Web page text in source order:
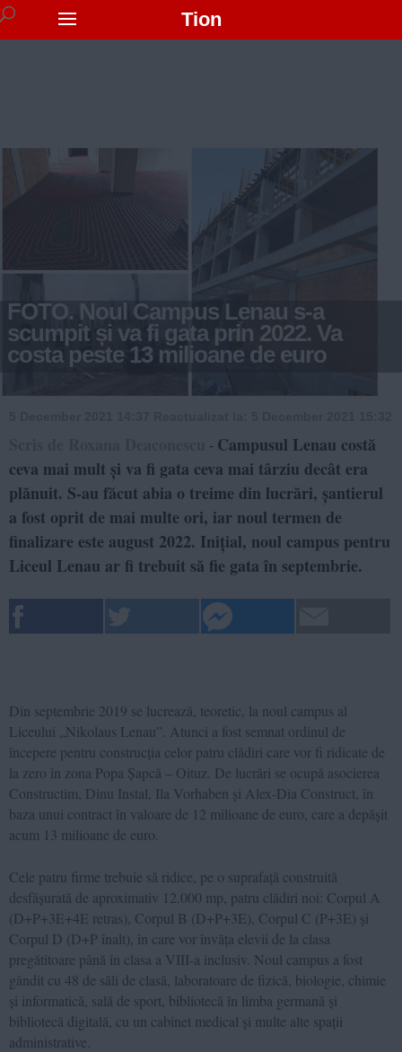
Tion
FOTO. Noul Campus Lenau s-a
scumpit și va fi gata prin 2022. Va
costa peste 13 milioane de euro
- Campusul Lenau costă
ceva mai mult și va fi gata ceva mai târziu decât era
plănuit. S-au făcut abia o treime din lucrări, șantierul
a fost oprit de mai multe ori, iar noul termen de
finalizare este august 2022. Inițial, noul campus pentru
Liceul Lenau ar fi trebuit să fie gata în septembrie.
Din septembrie 2019 se lucrează, teoretic, la noul campus al
Liceului „Nikolaus Lenau”. Atunci a fost semnat ordinul de
începere pentru construcția celor patru clădiri care vor fi ridicate de
la zero în zona Popa Șapcă – Oituz. De lucrări se ocupă asocierea
Constructim, Dinu Instal, Ila Vorhaben și Alex-Dia Construct, în
baza unui contract în valoare de 12 milioane de euro, care a depășit
acum 13 milioane de euro.
Cele patru firme trebuie să ridice, pe o suprafață construită
desfășurată de aproximativ 12.000 mp, patru clădiri noi: Corpul A
(D+P+3E+4E retras), Corpul B (D+P+3E), Corpul C (P+3E) și
Corpul D (D+P înalt), în care vor învăța elevii de la clasa
pregătitoare până în clasa a VIII-a inclusiv. Noul campus a fost
gândit cu 48 de săli de clasă, laboratoare de fizică, biologie, chimie
și informatică, sală de sport, bibliotecă în limba germană și
bibliotecă digitală, cu un cabinet medical și multe alte spații
administrative.